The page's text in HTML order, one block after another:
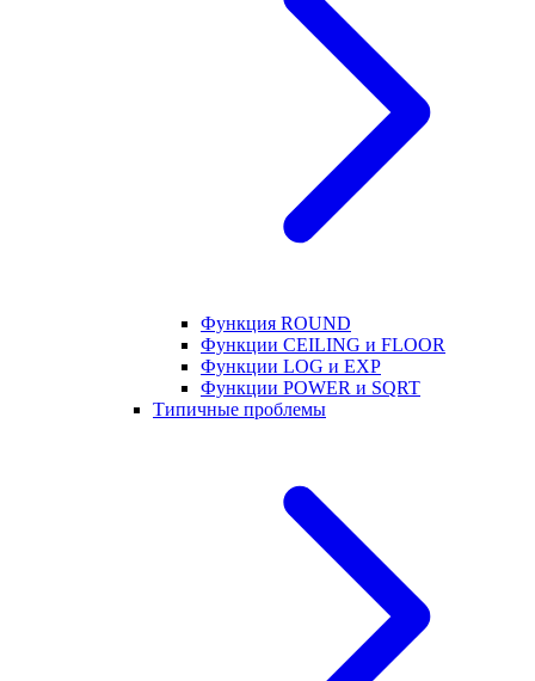
Функция ROUND
Функции CEILING и FLOOR
Функции LOG и EXP
Функции POWER и SQRT
Типичные проблемы